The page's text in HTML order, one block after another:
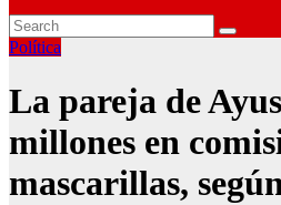
Política
La pareja de
millones en
mascarillas,